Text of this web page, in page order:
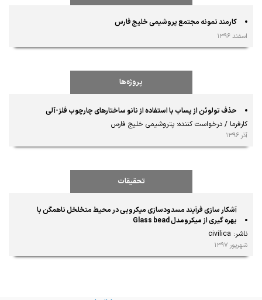
کارمند نمونه مجتمع پروشیمی خلیج فارس
اسفند ۱۳۹۶
پروژه‌ها
حذف تولوئن از پساب با استفاده از نانو ساختارهای چارچوب فلز-آلی
کارفرما / درخواست کننده: پتروشیمی خلیج فارس
آذر ۱۳۹۶
تحقیقات
آشکار سازی فرآیند مسدودسازی میکروبی در محیط متخلخل ناهمگن با
بهره گیری از میکرومدل Glass bead
ناشر: civilica
شهریور ۱۳۹۷